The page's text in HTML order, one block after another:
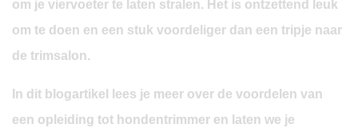
om je viervoeter te laten stralen. Het is ontzettend leuk
om te doen en een stuk voordeliger dan een tripje naar
de trimsalon.
In dit blogartikel lees je meer over de voordelen van
een opleiding tot hondentrimmer en laten we je